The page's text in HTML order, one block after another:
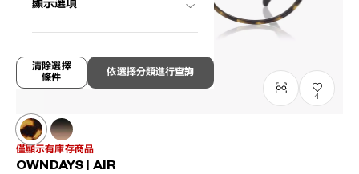
顯示選項
依選擇分類進行查詢
清除選擇
條件
4
僅顯示有庫存商品
OWNDAYS | AIR